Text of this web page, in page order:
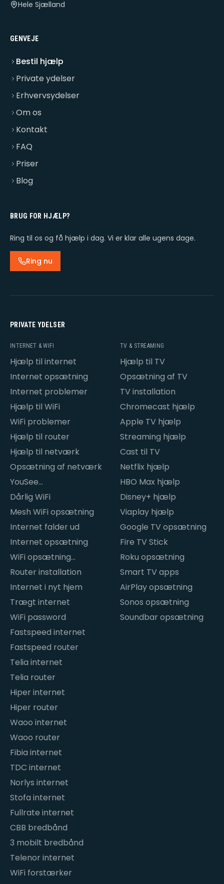
Hele Sjælland
GENVEJE
Bestil hjælp
Private ydelser
Erhvervsydelser
Om os
Kontakt
FAQ
Priser
Blog
BRUG FOR HJÆLP?
Ring til os og få hjælp i dag. Vi er klar alle ugens dage.
Ring nu
PRIVATE YDELSER
INTERNET & WIFI
Hjælp til internet
Internet opsætning
Internet problemer
Hjælp til WiFi
WiFi problemer
Hjælp til router
Hjælp til netværk
Opsætning af netværk
YouSee
internetproblemer
Dårlig WiFi
Mesh WiFi opsætning
Internet falder ud
Internet opsætning
WiFi opsætning
hjemme
Router installation
Internet i nyt hjem
Trægt internet
WiFi password
Fastspeed internet
Fastspeed router
Telia internet
Telia router
Hiper internet
Hiper router
Waoo internet
Waoo router
Fibia internet
TDC internet
Norlys internet
Stofa internet
Fullrate internet
CBB bredbånd
3 mobilt bredbånd
Telenor internet
WiFi forstærker
TV & STREAMING
Hjælp til TV
Opsætning af TV
TV installation
Chromecast hjælp
Apple TV hjælp
Streaming hjælp
Cast til TV
Netflix hjælp
HBO Max hjælp
Disney+ hjælp
Viaplay hjælp
Google TV opsætning
Fire TV Stick
Roku opsætning
Smart TV apps
AirPlay opsætning
Sonos opsætning
Soundbar opsætning